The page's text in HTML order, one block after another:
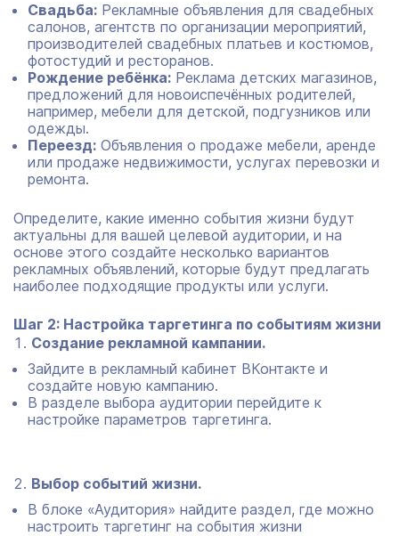
Свадьба: Рекламные объявления для свадебных
салонов, агентств по организации мероприятий,
производителей свадебных платьев и костюмов,
фотостудий и ресторанов.
Рождение ребёнка: Реклама детских магазинов,
предложений для новоиспечённых родителей,
например, мебели для детской, подгузников или
одежды.
Переезд: Объявления о продаже мебели, аренде
или продаже недвижимости, услугах перевозки и
ремонта.
Определите, какие именно события жизни будут
актуальны для вашей целевой аудитории, и на
основе этого создайте несколько вариантов
рекламных объявлений, которые будут предлагать
наиболее подходящие продукты или услуги.
Шаг 2: Настройка таргетинга по событиям жизни
Создание рекламной кампании.
Зайдите в рекламный кабинет ВКонтакте и
создайте новую кампанию.
В разделе выбора аудитории перейдите к
настройке параметров таргетинга.
Выбор событий жизни.
В блоке «Аудитория» найдите раздел, где можно
настроить таргетинг на события жизни